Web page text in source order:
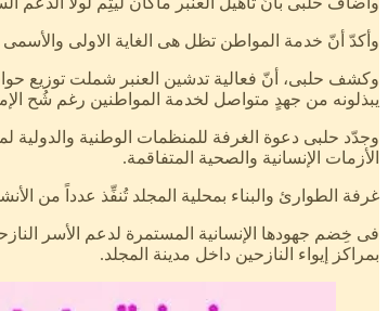
وأكدّ أنّ خدمة المواطن تظل هى الغاية الاولى
وكشف حلبى، أنّ فعالية تدشين العنبر شملت توزيع
يبذلونه من جهدٍ متواصل لخدمة المواطنين رغم شُح
وجدّد حلبى دعوة الغرفة للمنظمات الوطنية والدولية
الأزمات الإنسانية والصحية المتفاقمة.
غرفة الطوارئ والبناء بمحلية المجلد تُنفِّذ عدداً من
بمراكز إيواء النازحين داخل مدينة المجلد.